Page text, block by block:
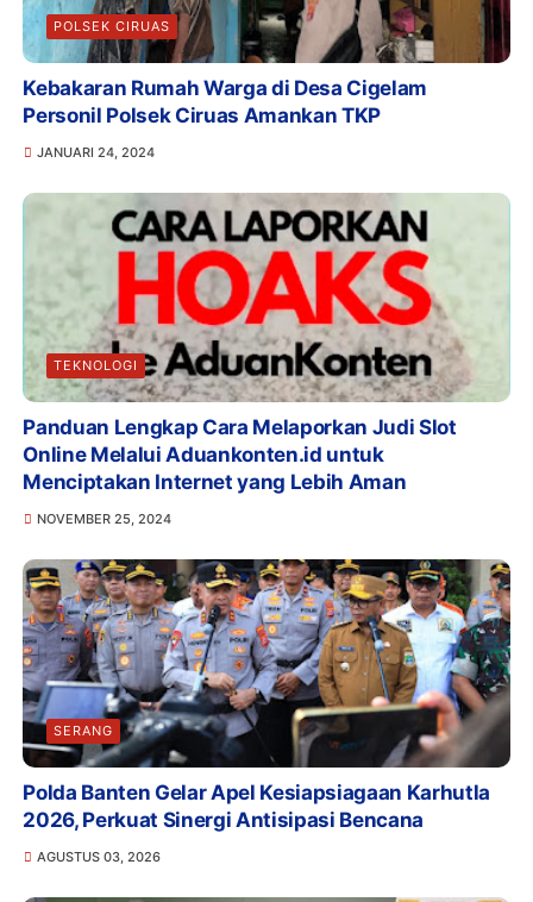
POLSEK CIRUAS
Kebakaran Rumah Warga di Desa Cigelam
Personil Polsek Ciruas Amankan TKP
JANUARI 24, 2024
TEKNOLOGI
Panduan Lengkap Cara Melaporkan Judi Slot
Online Melalui Aduankonten.id untuk
Menciptakan Internet yang Lebih Aman
NOVEMBER 25, 2024
SERANG
Polda Banten Gelar Apel Kesiapsiagaan Karhutla
2026, Perkuat Sinergi Antisipasi Bencana
AGUSTUS 03, 2026